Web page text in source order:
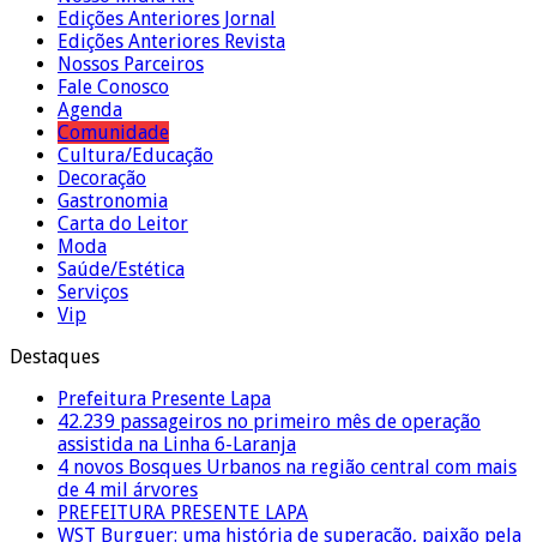
Edições Anteriores Jornal
Edições Anteriores Revista
Nossos Parceiros
Fale Conosco
Agenda
Comunidade
Cultura/Educação
Decoração
Gastronomia
Carta do Leitor
Moda
Saúde/Estética
Serviços
Vip
Destaques
Prefeitura Presente Lapa
42.239 passageiros no primeiro mês de operação
assistida na Linha 6-Laranja
4 novos Bosques Urbanos na região central com mais
de 4 mil árvores
PREFEITURA PRESENTE LAPA
WST Burguer: uma história de superação, paixão pela